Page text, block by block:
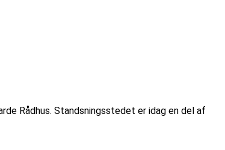
Rådhus. Standsningsstedet er idag en del af